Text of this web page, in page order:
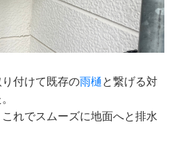
付けて既存の雨樋と繋げる対
れでスムーズに地面へと排水